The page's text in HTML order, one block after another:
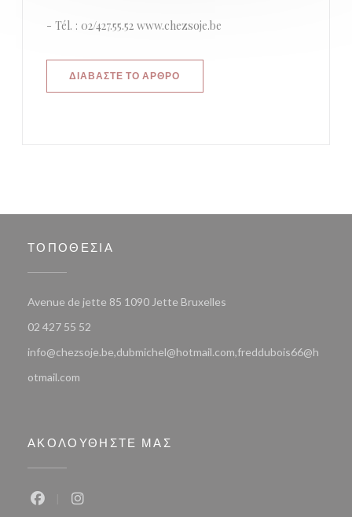
- Tél. : 02/427.55.52 www.chezsoje.be
ΔΙΑΒΆΣΤΕ ΤΟ ΆΡΘΡΟ
ΤΟΠΟΘΕΣΊΑ
Avenue de jette 85 1090 Jette Bruxelles
02 427 55 52
info@chezsoje.be,dubmichel@hotmail.com,freddubois66@h
otmail.com
ΑΚΟΛΟΥΘΉΣΤΕ ΜΑΣ